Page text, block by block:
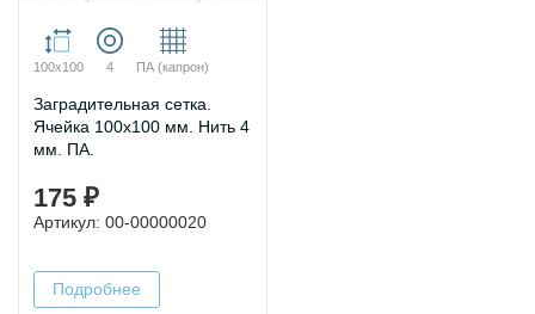
100х100 4 ПА (капрон)
Заградительная сетка.
Ячейка 100х100 мм. Нить 4
мм. ПА.
175 ₽
Артикул: 00-00000020
Подробнее